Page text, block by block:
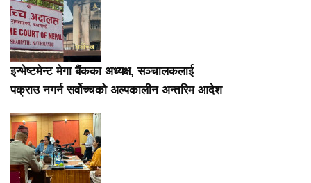
इन्भेष्टमेन्ट मेगा बैंकका अध्यक्ष, सञ्चालकलाई
पक्राउ नगर्न सर्वोच्चको अल्पकालीन अन्तरिम आदेश